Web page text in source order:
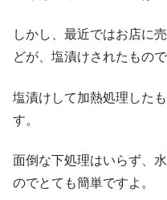
しかし、最近ではお店に
どが、塩漬けされたもので
塩漬けして加熱処理した
す。
面倒な下処理はいらず、
のでとても簡単ですよ。